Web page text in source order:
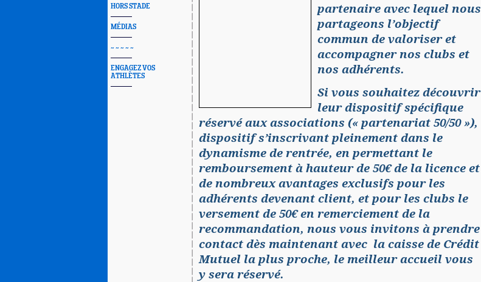
HORS STADE
MÉDIAS
~ ~ ~ ~ ~
ENGAGEZ VOS
ATHLÈTES
partenaire avec lequel nous
partageons l’objectif
commun de valoriser et
accompagner nos clubs et
nos adhérents.
Si vous souhaitez découvrir
leur dispositif spécifique
réservé aux associations (« partenariat 50/50 »),
dispositif s’inscrivant pleinement dans le
dynamisme de rentrée, en permettant le
remboursement à hauteur de 50€ de la licence et
de nombreux avantages exclusifs pour les
adhérents devenant client, et pour les clubs le
versement de 50€ en remerciement de la
recommandation, nous vous invitons à prendre
contact dès maintenant avec la caisse de Crédit
Mutuel la plus proche, le meilleur accueil vous
y sera réservé.